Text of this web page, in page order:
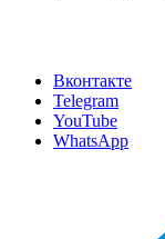
Вконтакте
Telegram
YouTube
WhatsApp